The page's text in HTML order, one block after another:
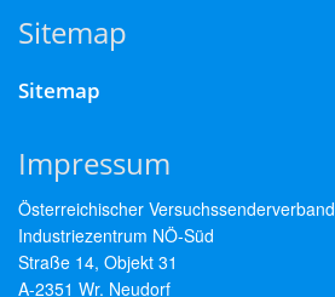
Sitemap
Sitemap
Impressum
Österreichischer Versuchssenderverband
Industriezentrum NÖ-Süd
Straße 14, Objekt 31
A-2351 Wr. Neudorf